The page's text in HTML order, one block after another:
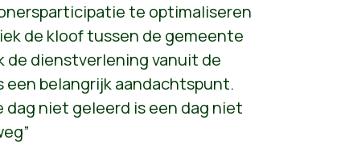
te optimaliseren
de kloof tussen de gemeente
de dienstverlening vanuit de
belangrijk aandachtspunt.
dag niet geleerd is een dag niet